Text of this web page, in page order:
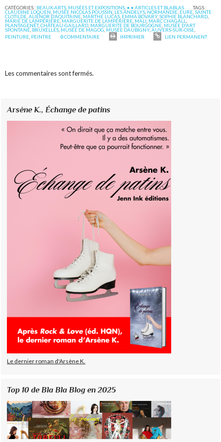
CATÉGORIES : BEAUX-ARTS, MUSÉES ET EXPOSITIONS • • ARTICLES ET BLABLAS TAGS :
CLAUDINE LOQUEN MUSÉE NICOLAS POUSSIN LES ANDELYS NORMANDIE EURE ,SAINTE
CLOTILDE ,ALIÉNOR D’AQUITAINE MARTHE LUCAS EMMA BOVARY,SOPHIE BLANCHARD
MARIE DE LAMPÉRIÈRE,MARGUERITE DE LAMPÉRIÈRE MALI MARC CHAGALL
PLANTAGENÊT,CHÂTEAU-GAILLARD MARGUERITE DE BOURGOGNE MUSÉE D'ART
SPONTANÉ BRUXELLES MUSÉE DE MAGOG MUSÉE DAUBIGNY,AUVERS-SUR-OISE
PEINTURE PEINTRE 0COMMENTAIRE IMPRIMER LIEN PERMANENT
Les commentaires sont fermés.
Arsène K.,Échange de patins
Le dernier roman d'Arsène K.
Top 10 de Bla Bla Blog en 2025